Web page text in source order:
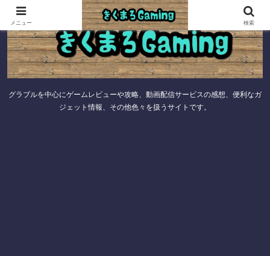
グラブルを中心にゲームレビューや攻略、動画配信サービスの感想、便利なガ
ジェット情報、その他色々を扱うサイトです。
メニュー 検索